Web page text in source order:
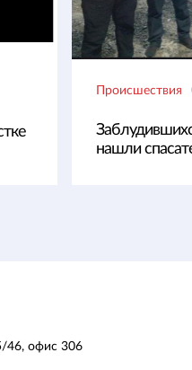
Происшествия
нашли
46, офис 306